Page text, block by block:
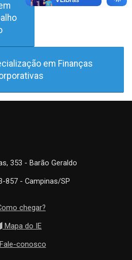
em Finanças
353 - Barão Geraldo
857 - Campinas/SP
chegar?
Mapa do IE
conosco